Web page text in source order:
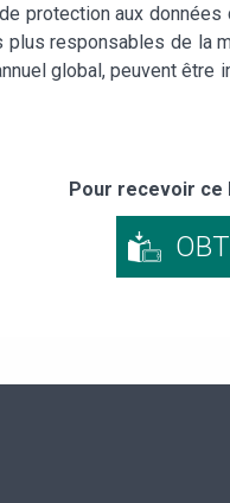
protection aux
responsables de la
global, peuvent
Pour recevoir ce